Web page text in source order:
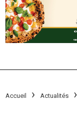
Accueil Actualités